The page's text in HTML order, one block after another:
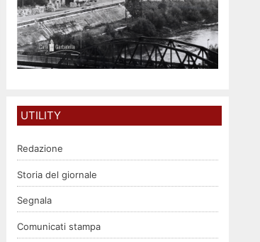
UTILITY
Redazione
Storia del giornale
Segnala
Comunicati stampa